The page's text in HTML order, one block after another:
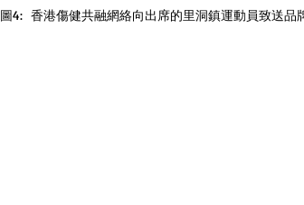
圖4:  香港傷健共融網絡向出席的里洞鎮運動員致送品